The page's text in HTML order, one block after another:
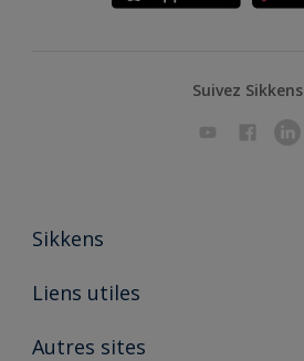
Suivez Sikkens
Sikkens
A propos de Sikkens
Liens utiles
Ouvrir un magasin PASS
Autres sites